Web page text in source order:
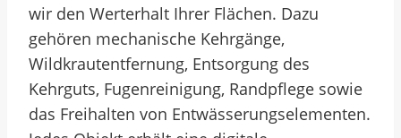
wir den Werterhalt Ihrer Flächen. Dazu
gehören mechanische Kehrgänge,
Wildkrautentfernung, Entsorgung des
Kehrguts, Fugenreinigung, Randpflege sowie
das Freihalten von Entwässerungselementen.